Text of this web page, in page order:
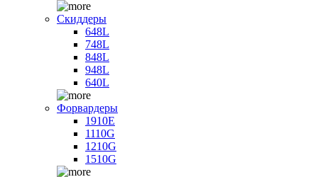
Скиддеры
648L
748L
848L
948L
640L
Форвардеры
1910E
1110G
1210G
1510G